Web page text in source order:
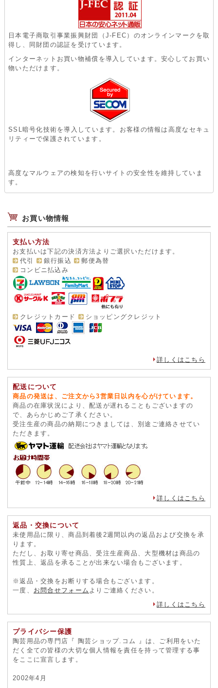
日本電子商取引事業振興財団（J-FEC）のオンラインマークを取
得し、同財団の認証を受けています。
インターネットお買い物補償を導入しています。安心してお買い
物いただけます。
SSL暗号化技術を導入しています。お客様の情報は高度なセキュ
リティーで保護されています。
高度なマルウェアの検知を行いサイトの安全性を維持していま
す。
お買い物情報
支払い方法
お支払いは下記の決済方法よりご選択いただけます。
代引
銀行振込
郵便為替
コンビニ払込み
クレジットカード ショッピングクレジット
詳しくはこちら
配送について
商品の発送は、ご注文から3営業日以内を心がけています。
商品の在庫状況により、配送が遅れることもございますの
で、あらかじめご了承ください。
受注生産の商品の納期につきましては、別途ご連絡させてい
ただきます。
詳しくはこちら
返品・交換について
未使用品に限り、商品到着後2週間以内の返品および交換を承
ります。
ただし、お取り寄せ商品、受注生産商品、大型機材は商品の
性質上、返品を承ることが出来ない場合もございます。
※返品・交換をお断りする場合もございます。
一度、 お問合せフォーム よりご連絡ください。
詳しくはこちら
プライバシー保護
陶芸用品の専門店『 陶芸ショップ.コム 』は、ご利用をいた
だく全ての皆様の大切な個人情報を責任を持って管理する事
をここに宣言します。
2002年4月